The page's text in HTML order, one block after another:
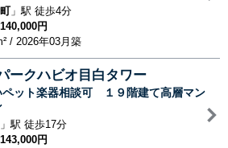
」駅 徒歩4分
140,000円
/ 2026年03月築
ークハビオ目白タワー
ペット楽器相談可 １９階建て高層マン
」駅 徒歩17分
143,000円